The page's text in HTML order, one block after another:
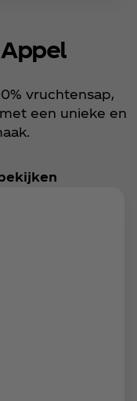
vruchtensap,
een unieke en